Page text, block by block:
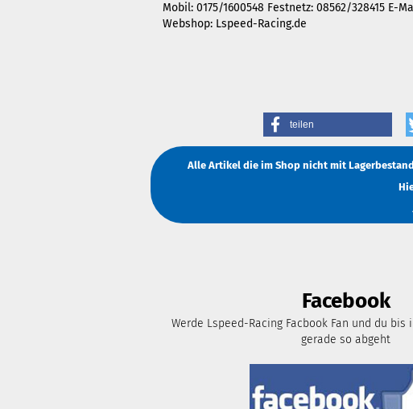
Mobil: 0175/1600548 Festnetz: 08562/328415 E-
Webshop: Lspeed-Racing.de
teilen
Alle Artikel die im Shop nicht mit
Facebook
Werde Lspeed-Racing Facbook Fan und du
gerade so abgeht